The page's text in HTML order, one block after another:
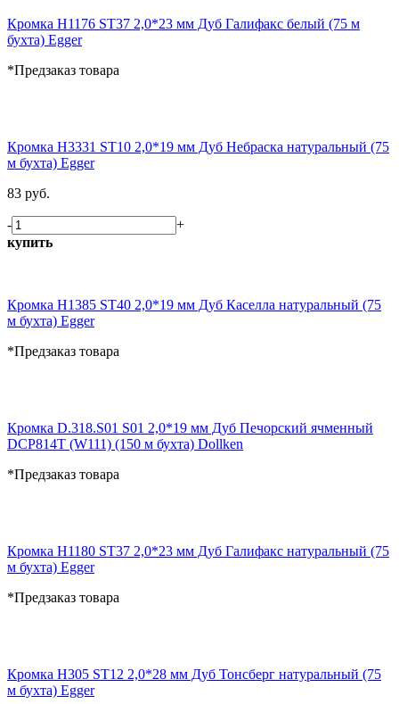
Кромка H1176 ST37 2,0*23 мм Дуб Галифакс белый (75 м
бухта) Egger
*Предзаказ товара
Кромка H3331 ST10 2,0*19 мм Дуб Небраска натуральный (75
м бухта) Egger
83 руб.
-
+
купить
Кромка H1385 ST40 2,0*19 мм Дуб Каселла натуральный (75
м бухта) Egger
*Предзаказ товара
Кромка D.318.S01 S01 2,0*19 мм Дуб Печорский ячменный
DCP814T (W111) (150 м бухта) Dollken
*Предзаказ товара
Кромка H1180 ST37 2,0*23 мм Дуб Галифакс натуральный (75
м бухта) Egger
*Предзаказ товара
Кромка H305 ST12 2,0*28 мм Дуб Тонсберг натуральный (75
м бухта) Egger